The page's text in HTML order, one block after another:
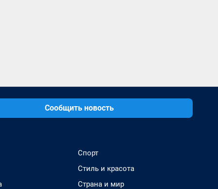
Сообщить новость
Спорт
Стиль и красота
Страна и мир